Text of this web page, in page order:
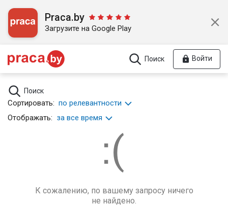
Praca.by
Загрузите на Google Play
Поиск Войти
Поиск
Сортировать: по релевантности
Отображать: за все время
К сожалению, по вашему запросу ничего
не найдено.